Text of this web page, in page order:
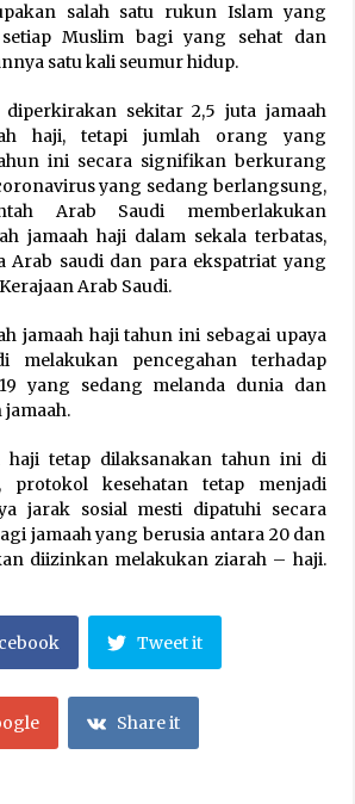
salah satu rukun Islam yang
Muslim bagi yang sehat dan
satu kali seumur hidup.
diperkirakan sekitar 2,5 juta jamaah
haji, tetapi jumlah orang yang
ini secara signifikan berkurang
yang sedang berlangsung,
Arab Saudi memberlakukan
jamaah haji dalam sekala terbatas,
Arab saudi dan para ekspatriat yang
Arab Saudi.
jamaah haji tahun ini sebagai upaya
melakukan pencegahan terhadap
yang sedang melanda dunia dan
jamaah.
haji tetap dilaksanakan tahun ini di
protokol kesehatan tetap menjadi
jarak sosial mesti dipatuhi secara
jamaah yang berusia antara 20 dan
diizinkan melakukan ziarah – haji.
Tweet it
Share it